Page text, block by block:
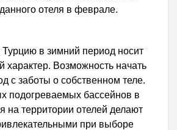
отеля в феврале.
в зимний период носит
характер. Возможность начать
с заботы о собственном теле.
подогреваемых бассейнов в
на территории отелей делают
при выборе